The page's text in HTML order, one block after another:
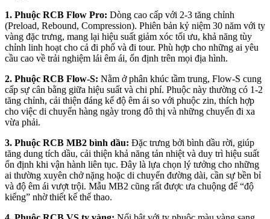
1. Phuộc RCB Flow Pro: Dòng cao cấp với 2-3 tăng chỉnh
(Preload, Rebound, Compression). Phiên bản kỷ niệm 30 năm với ty
vàng đặc trưng, mang lại hiệu suất giảm xóc tối ưu, khả năng tùy
chỉnh linh hoạt cho cả đi phố và đi tour. Phù hợp cho những ai yêu
cầu cao về trải nghiệm lái êm ái, ổn định trên mọi địa hình.
2. Phuộc RCB Flow-S: Nằm ở phân khúc tầm trung, Flow-S cung
cấp sự cân bằng giữa hiệu suất và chi phí. Phuộc này thường có 1-2
tăng chỉnh, cải thiện đáng kể độ êm ái so với phuộc zin, thích hợp
cho việc di chuyển hàng ngày trong đô thị và những chuyến đi xa
vừa phải.
3. Phuộc RCB MB2 bình dầu: Đặc trưng bởi bình dầu rời, giúp
tăng dung tích dầu, cải thiện khả năng tản nhiệt và duy trì hiệu suất
ổn định khi vận hành liên tục. Đây là lựa chọn lý tưởng cho những
ai thường xuyên chở nặng hoặc di chuyển đường dài, cần sự bền bỉ
và độ êm ái vượt trội. Mẫu MB2 cũng rất được ưa chuộng để “độ
kiểng” nhờ thiết kế thể thao.